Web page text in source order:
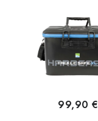
99,90 €